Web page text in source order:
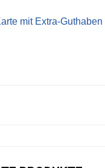
mit Extra-Guthaben